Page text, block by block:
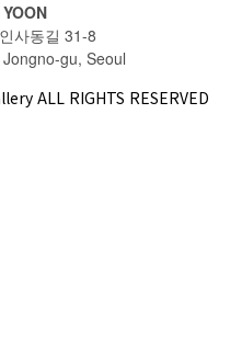
사동길 31-8
gu, Seoul
ALL RIGHTS RESERVED